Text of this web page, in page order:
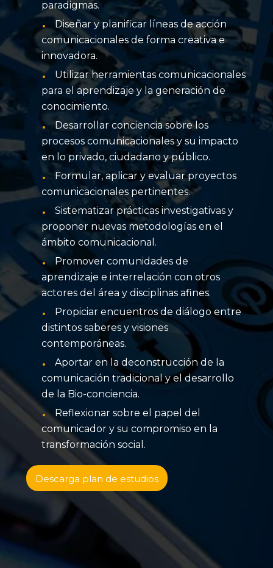
paradigmas.
Diseñar y planificar líneas de acción
comunicacionales de forma creativa e
innovadora.
Utilizar herramientas comunicacionales
para el aprendizaje y la generación de
conocimiento.
Desarrollar conciencia sobre los
procesos comunicacionales y su impacto
en lo privado, ciudadano y público.
Formular, aplicar y evaluar proyectos
comunicacionales pertinentes.
Sistematizar prácticas investigativas y
proponer nuevas metodologías en el
ámbito comunicacional.
Promover comunidades de
aprendizaje e interrelación con otros
actores del área y disciplinas afines.
Propiciar encuentros de diálogo entre
distintos saberes y visiones
contemporáneas.
Aportar en la deconstrucción de la
comunicación tradicional y el desarrollo
de la Bio-conciencia.
Reflexionar sobre el papel del
comunicador y su compromiso en la
transformación social.
Descarga plan de estudios